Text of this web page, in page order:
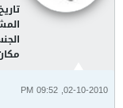
02-10-2010, 09:52 PM